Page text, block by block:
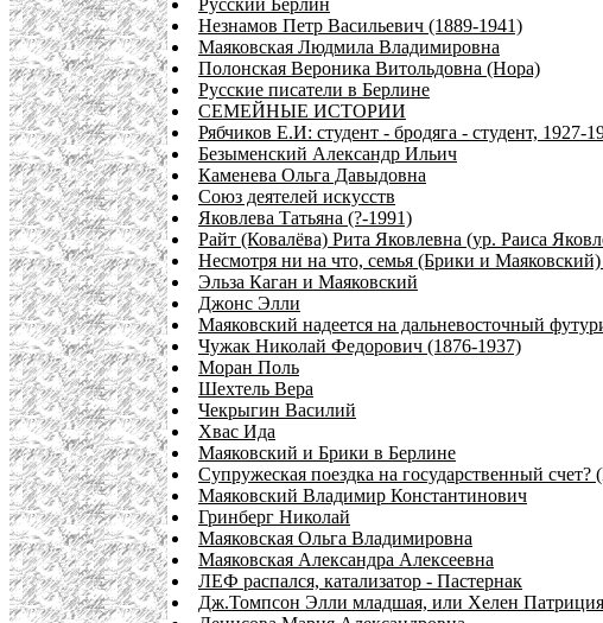
Русский Берлин
Незнамов Петр Васильевич (1889-1941)
Маяковская Людмила Владимировна
Полонская Вероника Витольдовна (Нора)
Русские писатели в Берлине
СЕМЕЙНЫЕ ИСТОРИИ
Рябчиков Е.И: студент - бродяга - студент, 1927-
Безыменский Александр Ильич
Каменева Ольга Давыдовна
Союз деятелей искусств
Яковлева Татьяна (?-1991)
Райт (Ковалёва) Рита Яковлевна (ур. Раиса
Несмотря ни на что, семья (Брики и
Эльза Каган и Маяковский
Джонс Элли
Маяковский надеется на дальневосточный
Чужак Николай Федорович (1876-1937)
Моран Поль
Шехтель Вера
Чекрыгин Василий
Хвас Ида
Маяковский и Брики в Берлине
Супружеская поездка на государственный
Маяковский Владимир Константинович
Гринберг Николай
Маяковская Ольга Владимировна
Маяковская Александра Алексеевна
ЛЕФ распался, катализатор - Пастернак
Дж.Томпсон Элли младшая, или Хелен Патриция